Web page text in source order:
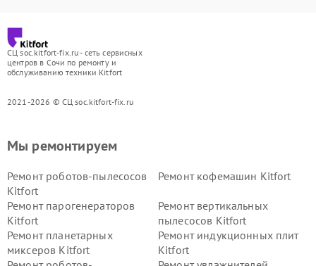
СЦ soc.kitfort-fix.ru - сеть сервисных
центров в Сочи по ремонту и
обслуживанию техники Kitfort
2021-2026 © СЦ soc.kitfort-fix.ru
Мы ремонтируем
Ремонт роботов-пылесосов
Kitfort
Ремонт кофемашин Kitfort
Ремонт парогенераторов
Kitfort
Ремонт вертикальных
пылесосов Kitfort
Ремонт планетарных
миксеров Kitfort
Ремонт индукционных плит
Kitfort